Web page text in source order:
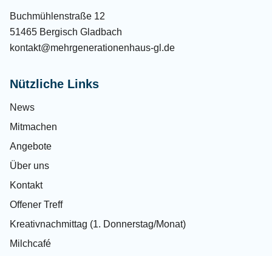
Buchmühlenstraße 12
51465 Bergisch Gladbach
kontakt@mehrgenerationenhaus-gl.de
Nützliche Links
News
Mitmachen
Angebote
Über uns
Kontakt
Offener Treff
Kreativnachmittag (1. Donnerstag/Monat)
Milchcafé